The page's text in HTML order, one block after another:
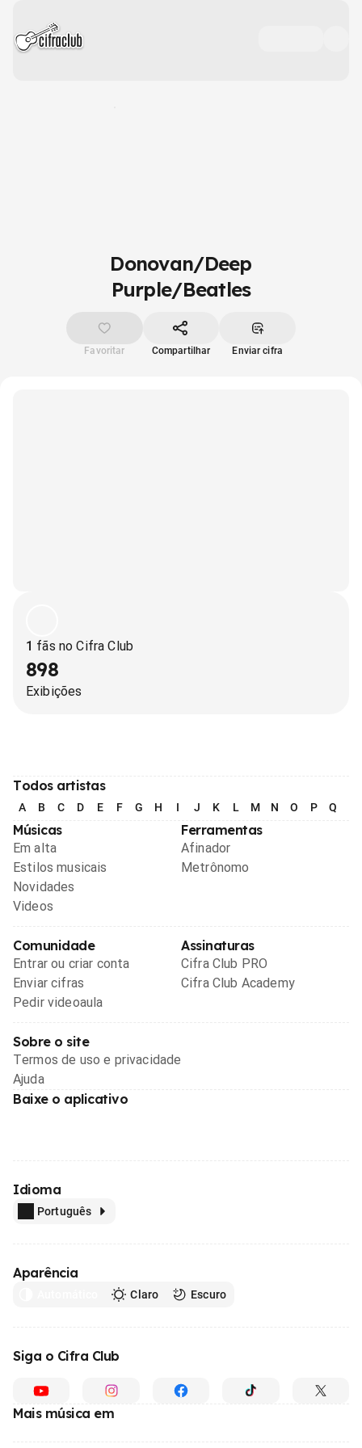
Donovan/Deep
Purple/Beatles
Favoritar Compartilhar Enviar cifra
1 fãs no Cifra Club
898
Exibições
Todos artistas
A B C D E F G H I J K L M N O P Q
Músicas
Em alta
Estilos musicais
Novidades
Videos
Ferramentas
Afinador
Metrônomo
Comunidade
Entrar ou criar conta
Enviar cifras
Pedir videoaula
Assinaturas
Cifra Club PRO
Cifra Club Academy
Sobre o site
Termos de uso e privacidade
Ajuda
Baixe o aplicativo
Idioma
Português
Aparência
Claro Escuro
Siga o Cifra Club
Mais música em